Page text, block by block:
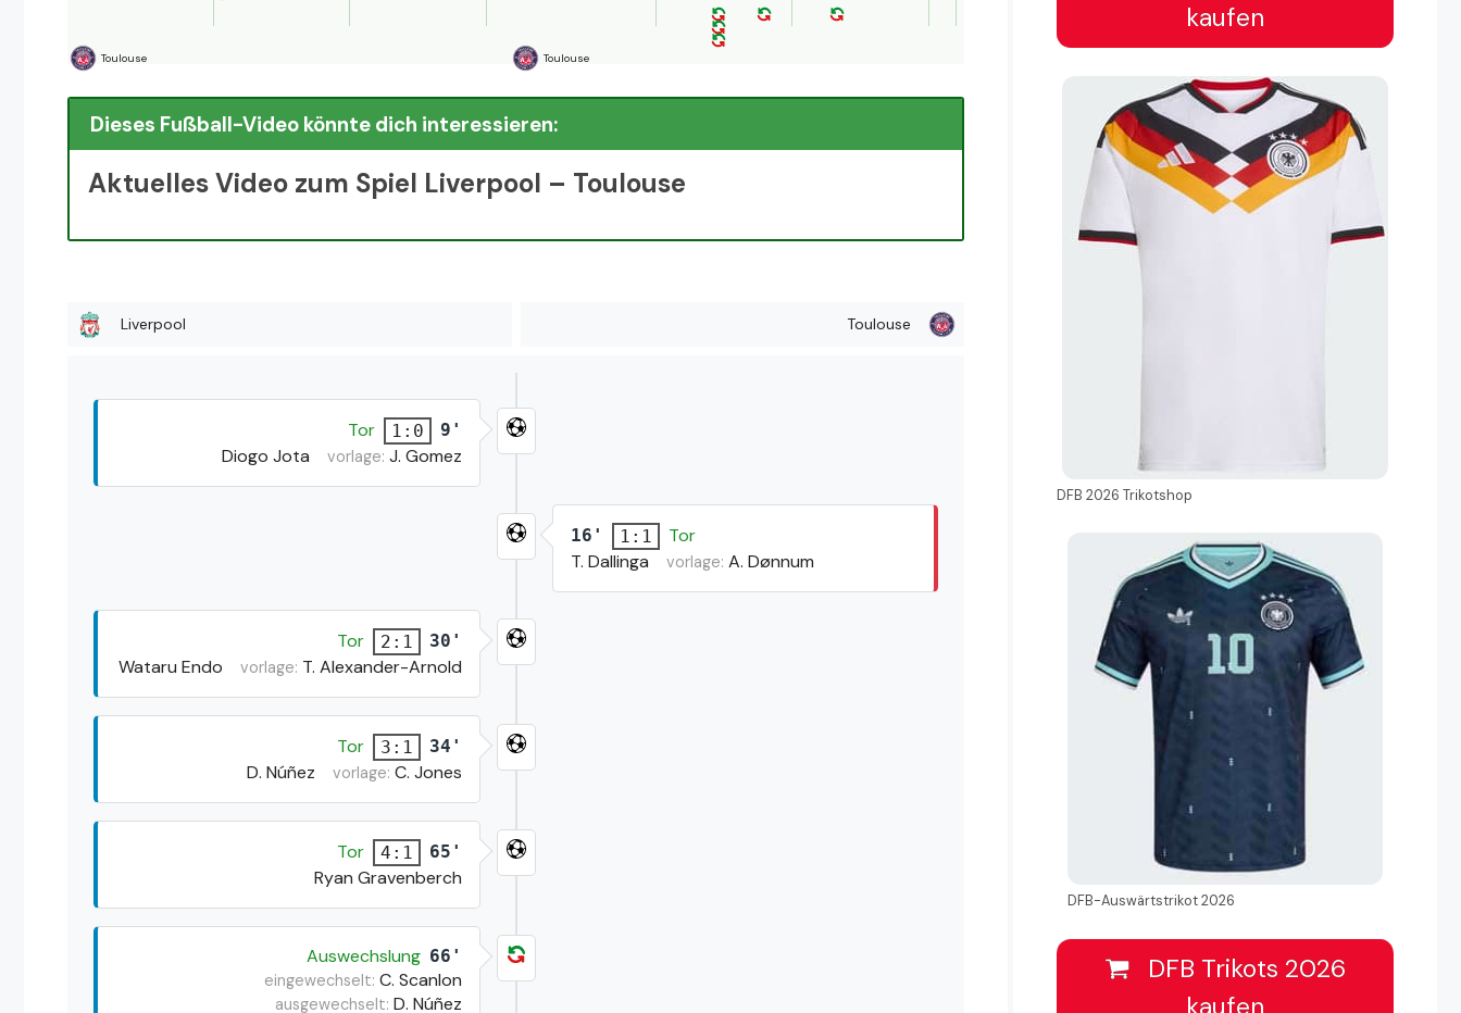
Toulouse Toulouse
Dieses Fußball-Video könnte dich interessieren:
Aktuelles Video zum Spiel Liverpool – Toulouse
Liverpool Toulouse
Tor 1:0 9'
Diogo Jota vorlage: J. Gomez
16' 1:1
Tor
T. Dallinga
vorlage: A. Dønnum
Tor 2:1 30'
Wataru Endo vorlage: T. Alexander-Arnold
Tor 3:1 34'
D. Núñez vorlage: C. Jones
Tor 4:1 65'
Ryan Gravenberch
Auswechslung 66'
eingewechselt: C. Scanlon
ausgewechselt: D. Núñez
kaufen
DFB 2026 Trikotshop
DFB-Auswärtstrikot 2026
DFB Trikots 2026
kaufen